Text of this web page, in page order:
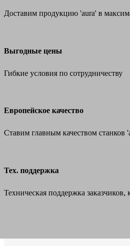
Доставим продукцию 'aura' в
Выгодные цены
Гибкие условия по сотрудничеству
Европейское качество
Ставим главным качеством станков
Тех. поддержка
Техническая поддержка заказчиков,